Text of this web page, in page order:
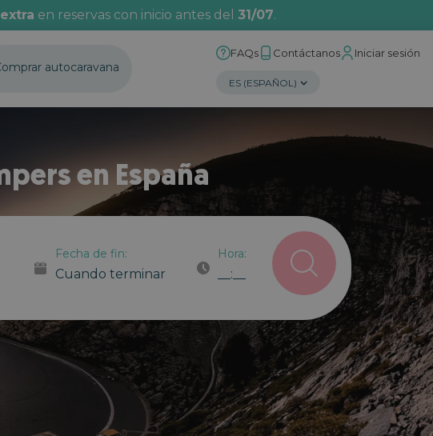
en reservas con inicio antes del 31/07.
autocaravana
FAQs Contáctanos Iniciar sesión
en España
Fecha de fin:
Cuando terminar
Hora:
__:__